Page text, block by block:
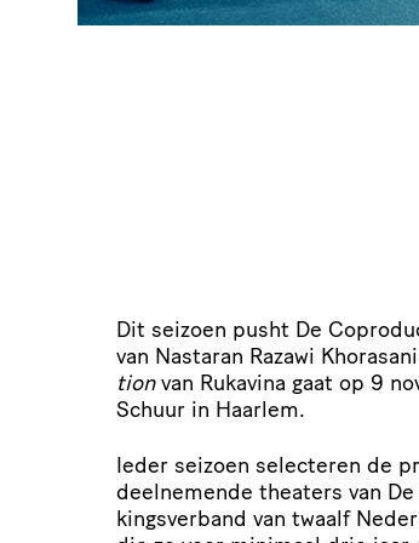
Dit seizoen pusht De
van Nastaran Razawi
tionvan Rukavina gaat op 9
Schuur in Haarlem.
Ieder seizoen selecteren de
deelnemende theaters van
kings­ver­band van twaalf